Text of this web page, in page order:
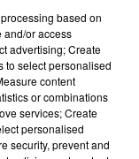
based on
and/or access
advertising; Create
to select personalised
content
or combinations
services; Create
personalised
security, prevent and